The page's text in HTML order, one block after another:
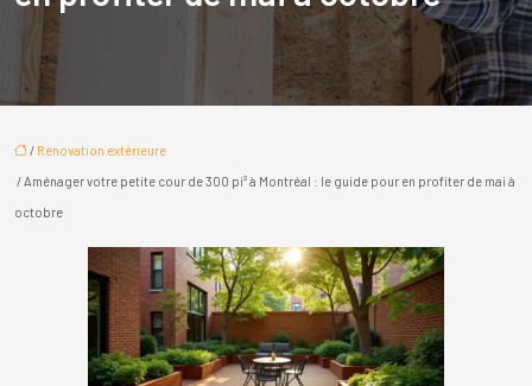
/ Rénovation extérieure
/ Aménager votre petite cour de 300 pi² à Montréal : le guide pour en profiter de mai à
octobre